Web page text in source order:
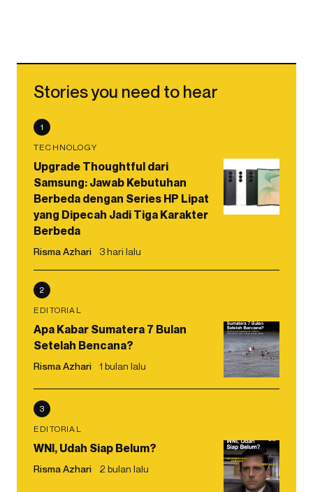
Stories you need to hear
1
TECHNOLOGY
Upgrade Thoughtful dari
Samsung: Jawab Kebutuhan
Berbeda dengan Series HP Lipat
yang Dipecah Jadi Tiga Karakter
Berbeda
Risma Azhari 3 hari lalu
2
EDITORIAL
Apa Kabar Sumatera 7 Bulan
Setelah Bencana?
Risma Azhari 1 bulan lalu
3
EDITORIAL
WNI, Udah Siap Belum?
Risma Azhari 2 bulan lalu